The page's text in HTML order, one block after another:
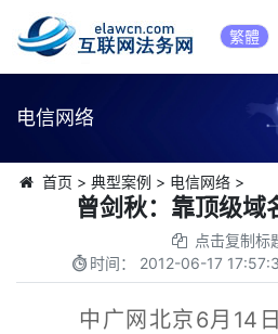
繁體
电信网络
首页 > 典型案例 > 电信网络>
曾剑秋：靠顶级域
点击复制标
时间： 2012-06-17
中广网北京6月14日